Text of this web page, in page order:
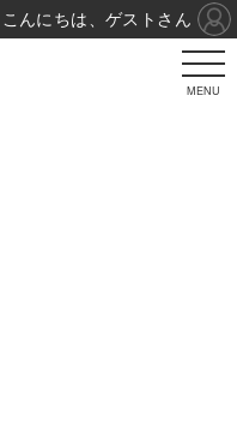
MENU
こんにちは、ゲストさん